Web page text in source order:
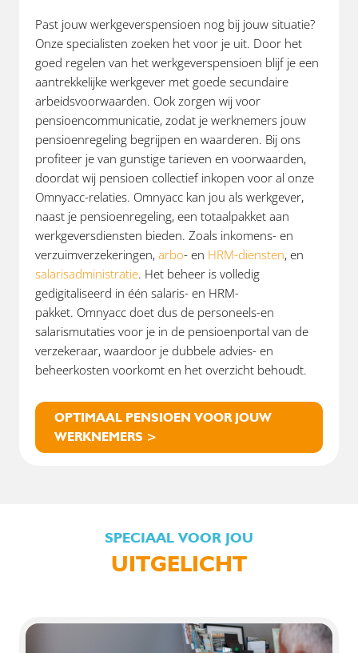
Past jouw werkgeverspensioen nog bij jouw situatie?
Onze specialisten zoeken het voor je uit. Door het
goed regelen van het werkgeverspensioen blijf je een
aantrekkelijke werkgever met goede secundaire
arbeidsvoorwaarden. Ook zorgen wij voor
pensioencommunicatie, zodat je werknemers jouw
pensioenregeling begrijpen en waarderen. Bij ons
profiteer je van gunstige tarieven en voorwaarden,
doordat wij pensioen collectief inkopen voor al onze
Omnyacc-relaties. Omnyacc kan jou als werkgever,
naast je pensioenregeling, een totaalpakket aan
werkgeversdiensten bieden. Zoals inkomens- en
verzuimverzekeringen, arbo- en HRM-diensten, en
salarisadministratie. Het beheer is volledig
gedigitaliseerd in één salaris- en HRM-
pakket. Omnyacc doet dus de personeels-en
salarismutaties voor je in de pensioenportal van de
verzekeraar, waardoor je dubbele advies- en
beheerkosten voorkomt en het overzicht behoudt.
OPTIMAAL PENSIOEN VOOR JOUW
WERKNEMERS >
SPECIAAL VOOR JOU
UITGELICHT